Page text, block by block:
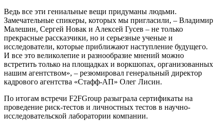
Ведь все эти гениальные вещи придуманы людьми.
Замечательные спикеры, которых мы пригласили, – Владимир
Малешин, Сергей Новак и Алексей Гусев – не только
прекрасные рассказчики, но и серьезные ученые и
исследователи, которые приближают наступление будущего.
И все это великолепие и разнообразие мнений можно
встретить только на площадках и воркшопах, организованных
нашим агентством», – резюмировал генеральный директор
кадрового агентства «Стафф-АП» Олег Лисин.
По итогам встречи F2FGroup разыграла сертификаты на
проведение риск-тестов и личностных тестов в научно-
исследовательской лаборатории компании.